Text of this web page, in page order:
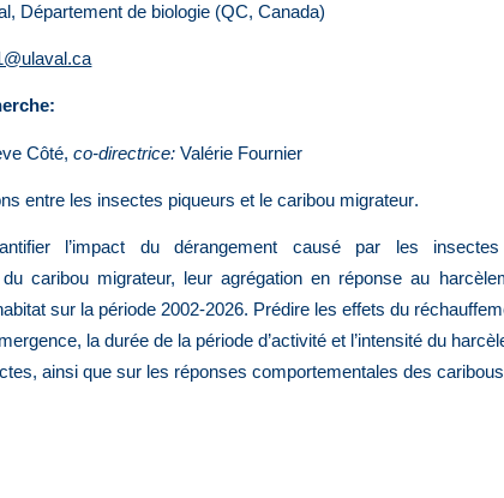
Département de biologie (QC, Canada)
Côté,co-directrice: Valérie Fournier
entre les insectes piqueurs et le caribou migrateur.
l’impact du dérangement causé par les
caribou migrateur, leur agrégation en réponse au
sur la période 2002-2026. Prédire les effets du
la durée de la période d’activité et l’intensité du
ainsi que sur les réponses comportementales des